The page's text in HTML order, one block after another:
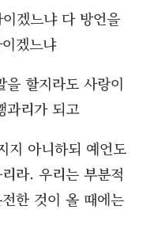
겠느냐 다 방언을
겠느냐
할지라도 사랑이
과리가 되고
지 아니하되 예언도
라. 우리는 부분적
한 것이 올 때에는